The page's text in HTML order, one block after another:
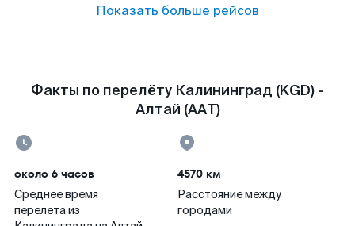
Показать больше рейсов
Факты по перелёту Калининград (KGD) -
Алтай (AAT)
около 6 часов
Среднее время
перелета из
4570 км
Расстояние между
городами